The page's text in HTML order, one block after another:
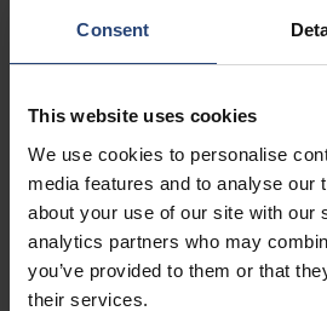
Consent
This website uses cookies
We use cookies to personalise
media features and to analyse
about your use of our site with our
analytics partners who may
you’ve provided to them or that
their services.